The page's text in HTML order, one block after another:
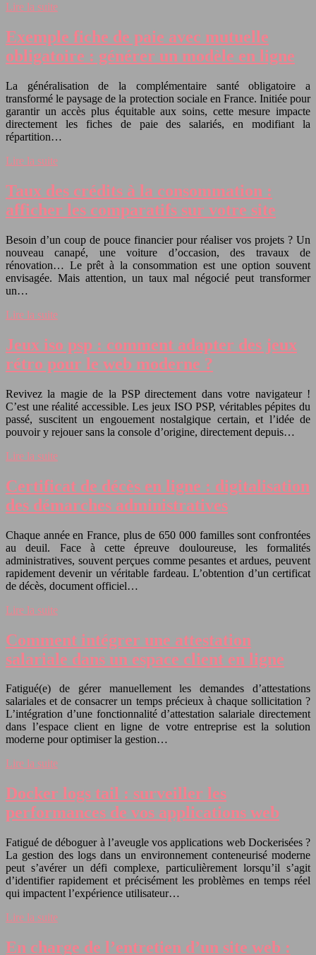
Lire la suite
Exemple fiche de paie avec mutuelle
obligatoire : générer un modèle en ligne
La généralisation de la complémentaire santé obligatoire a
transformé le paysage de la protection sociale en France. Initiée pour
garantir un accès plus équitable aux soins, cette mesure impacte
directement les fiches de paie des salariés, en modifiant la
répartition…
Lire la suite
Taux des crédits à la consommation :
afficher les comparatifs sur votre site
Besoin d’un coup de pouce financier pour réaliser vos projets ? Un
nouveau canapé, une voiture d’occasion, des travaux de
rénovation… Le prêt à la consommation est une option souvent
envisagée. Mais attention, un taux mal négocié peut transformer
un…
Lire la suite
Jeux iso psp : comment adapter des jeux
rétro pour le web moderne ?
Revivez la magie de la PSP directement dans votre navigateur !
C’est une réalité accessible. Les jeux ISO PSP, véritables pépites du
passé, suscitent un engouement nostalgique certain, et l’idée de
pouvoir y rejouer sans la console d’origine, directement depuis…
Lire la suite
Certificat de décès en ligne : digitalisation
des démarches administratives
Chaque année en France, plus de 650 000 familles sont confrontées
au deuil. Face à cette épreuve douloureuse, les formalités
administratives, souvent perçues comme pesantes et ardues, peuvent
rapidement devenir un véritable fardeau. L’obtention d’un certificat
de décès, document officiel…
Lire la suite
Comment intégrer une attestation
salariale dans un espace client en ligne
Fatigué(e) de gérer manuellement les demandes d’attestations
salariales et de consacrer un temps précieux à chaque sollicitation ?
L’intégration d’une fonctionnalité d’attestation salariale directement
dans l’espace client en ligne de votre entreprise est la solution
moderne pour optimiser la gestion…
Lire la suite
Docker logs tail : surveiller les
performances de vos applications web
Fatigué de déboguer à l’aveugle vos applications web Dockerisées ?
La gestion des logs dans un environnement conteneurisé moderne
peut s’avérer un défi complexe, particulièrement lorsqu’il s’agit
d’identifier rapidement et précisément les problèmes en temps réel
qui impactent l’expérience utilisateur…
Lire la suite
En charge de l’entretien d’un site web :